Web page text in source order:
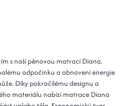
s naší pěnovou matrací Diana.
odpočinku a obnovení energie
Díky pokročilému designu a
materiálu nabízí matrace Diana